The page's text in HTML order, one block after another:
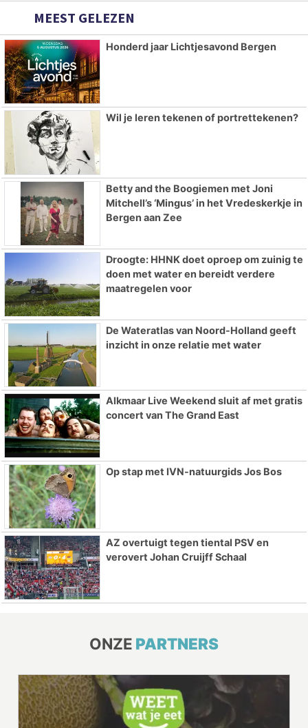
MEEST GELEZEN
Honderd jaar Lichtjesavond Bergen
Wil je leren tekenen of portrettekenen?
Betty and the Boogiemen met Joni
Mitchell’s ‘Mingus’ in het Vredeskerkje in
Bergen aan Zee
Droogte: HHNK doet oproep om zuinig te
doen met water en bereidt verdere
maatregelen voor
De Wateratlas van Noord-Holland geeft
inzicht in onze relatie met water
Alkmaar Live Weekend sluit af met gratis
concert van The Grand East
Op stap met IVN-natuurgids Jos Bos
AZ overtuigt tegen tiental PSV en
verovert Johan Cruijff Schaal
ONZE PARTNERS